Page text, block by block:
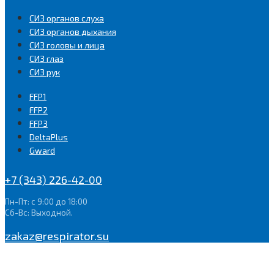
СИЗ органов слуха
СИЗ органов дыхания
СИЗ головы и лица
СИЗ глаз
СИЗ рук
FFP1
FFP2
FFP3
DeltaPlus
Gward
+7 (343) 226-42-00
Пн-Пт: с 9:00 до 18:00
Сб-Вс: Выходной.
zakaz@respirator.su